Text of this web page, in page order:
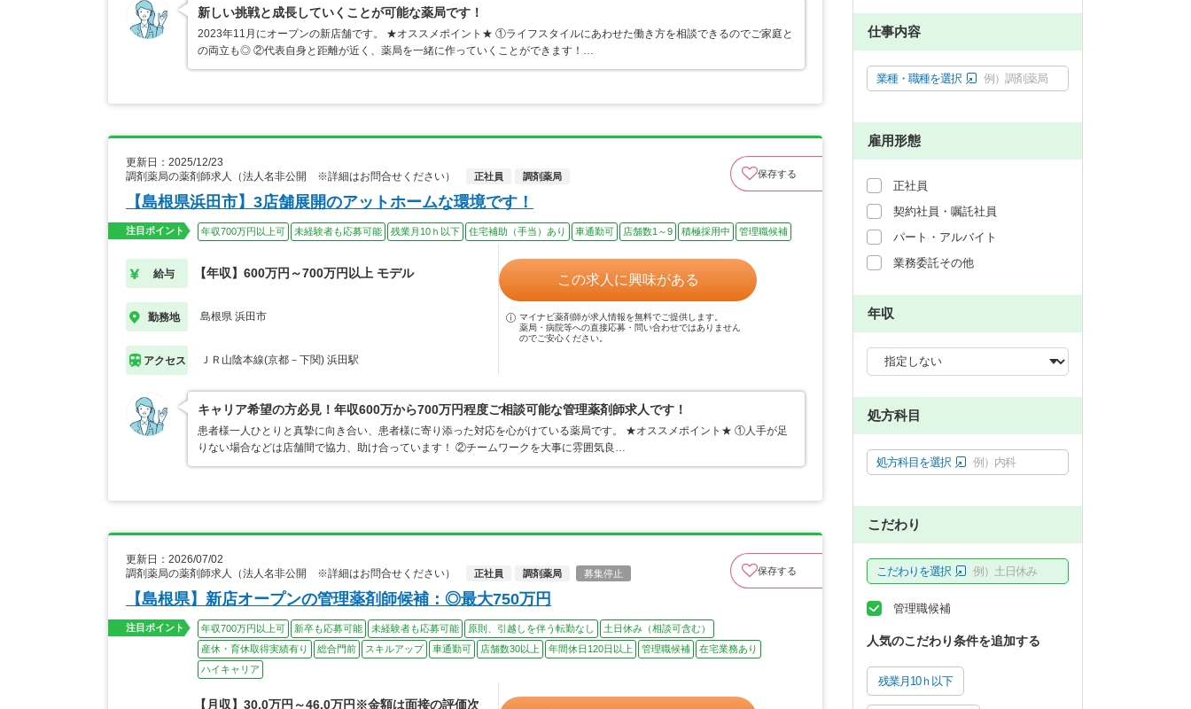
新しい挑戦と成長していくことが可能な薬局です！
2023年11月にオープンの新店舗です。 ★オススメポイント★ ①ライフスタイルにあわせた働き方を相談できるのでご家庭と
の両立も◎ ②代表自身と距離が近く、薬局を一緒に作っていくことができます！…
更新日：2025/12/23
調剤薬局の薬剤師求人（法人名非公開 ※詳細はお問合せください）
正社員 調剤薬局 保存する
【島根県浜田市】3店舗展開のアットホームな環境です！
注目ポイント 年収700万円以上可 未経験者も応募可能 残業月10ｈ以下 住宅補助（手当）あり 車通勤可 店舗数1～9 積極採用中 管理職候補
給与 【年収】600万円～700万円以上 モデル
勤務地 島根県 浜田市
アクセス ＪＲ山陰本線(京都－下関) 浜田駅
この求人に興味がある
マイナビ薬剤師が求人情報を無料でご提供します。
薬局・病院等への直接応募・問い合わせではありません
のでご安心ください。
キャリア希望の方必見！年収600万から700万円程度ご相談可能な管理薬剤師求人です！
患者様一人ひとりと真摯に向き合い、患者様に寄り添った対応を心がけている薬局です。 ★オススメポイント★ ①人手が足
りない場合などは店舗間で協力、助け合っています！ ②チームワークを大事に雰囲気良…
更新日：2026/07/02
調剤薬局の薬剤師求人（法人名非公開 ※詳細はお問合せください）
正社員 調剤薬局 募集停止 保存する
【島根県】新店オープンの管理薬剤師候補：◎最大750万円
注目ポイント 年収700万円以上可 新卒も応募可能 未経験者も応募可能 原則、引越しを伴う転勤なし
土日休み（相談可含む）
産休・育休取得実績有り
総合門前 スキルアップ 車通勤可 店舗数30以上 年間休日120日以上 管理職候補
在宅業務あり
ハイキャリア
【月収】30.0万円～46.0万円※金額は面接の評価次
仕事内容
業種・職種を選択 例）調剤薬局
雇用形態
正社員
契約社員・嘱託社員
パート・アルバイト
業務委託その他
年収
処方科目
処方科目を選択 例）内科
こだわり
こだわりを選択 例）土日休み
管理職候補
人気のこだわり条件を追加する
残業月10ｈ以下